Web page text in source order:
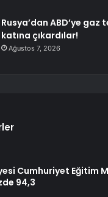
Rusya’dan ABD’ye gaz
katına çıkardılar!
Ağustos 7, 2026
Cumhuriyet Eğitim
94,3